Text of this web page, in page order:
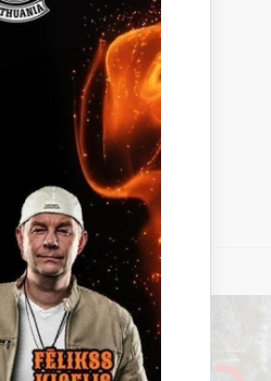
Ābeļu ielā 2, Gulbenē,
noteikumi